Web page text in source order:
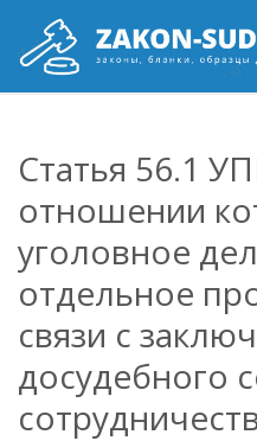
Статья 56.1
отношении
уголовное
отдельное
связи с
досудебного